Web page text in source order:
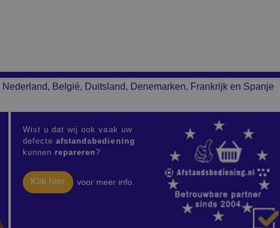
Belgié, Duitsland, Denemarken, Frankrijk en Spanje
Wist u dat wij ook vaak uw
defecteafstandsbediening
kunnen repareren?
Klik hier voor meer info.